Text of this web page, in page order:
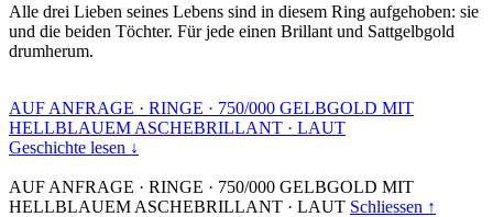
Alle drei Lieben seines Lebens sind in diesem Ring aufgehoben: sie
und die beiden Töchter. Für jede einen Brillant und Sattgelbgold
drumherum.
AUF ANFRAGE · RINGE · 750/000 GELBGOLD MIT
HELLBLAUEM ASCHEBRILLANT · LAUT
Geschichte lesen ↓
AUF ANFRAGE · RINGE · 750/000 GELBGOLD MIT
HELLBLAUEM ASCHEBRILLANT · LAUT Schliessen ↑